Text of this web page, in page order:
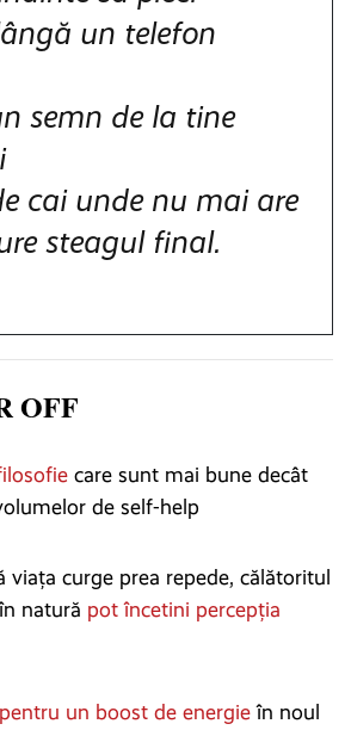
un telefon
semn de la tine
cai unde nu mai are
steagul final.
OFF
care sunt mai bune decât
de self-help
viața curge prea repede, călătoritul
natură pot încetini percepția
un boost de energieîn noul